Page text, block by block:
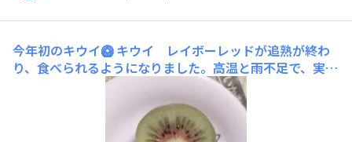
今年初のキウイ🥝 キウイ レイボーレッドが追熟が終わ
り、食べられるようになりました。高温と雨不足で、実成
が少なかった。味もいつものように甘くないけど、今年も